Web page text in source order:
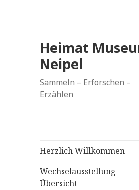
Heimat
Neipel
Sammeln – Erforschen –
Erzählen
Herzlich Willkommen
Wechselausstellung
Übersicht